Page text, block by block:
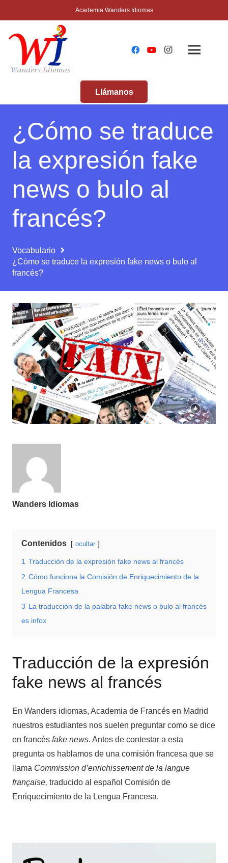
Academia Wanders Idiomas
Llámanos
¿Cómo se traduce
la expresión fake
news o bulo al
francés?
Vocabulario
¿Cómo se traduce la expresión fake news o bulo al
francés?
Wanders Idiomas
Contenidos ocultar
1 Traducción de la expresión fake news al francés
2 Cómo funciona la Comisión de Enriquecimiento de la
Lengua Francesa
3 La traducción de la palabra fake news o bulo al francés
es infox
Traducción de la expresión
fake news al francés
En Wanders idiomas, Academia de Francés en Madrid
nuestros estudiantes nos suelen preguntar como se dice
en francés fake news. Antes de contestar a esta
pregunta os hablamos de una comisión francesa que se
llama Commission d’enrichissement de la langue
française, traducido al español Comisión de
Enriquecimiento de la Lengua Francesa.